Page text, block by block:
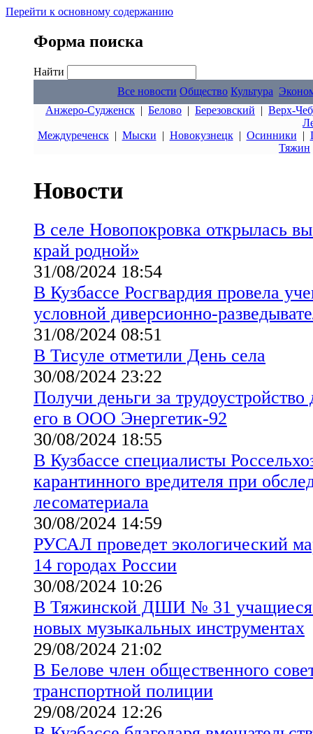
Перейти к основному содержанию
Форма поиска
Найти
Все новости Общество Культура
Анжеро-Судженск | Белово | Березовский | Верх-
Междуреченск| Мыски | Новокузнецк| Осинники |
Тяжин
Новости
В селе Новопокровка открылась
край родной»
31/08/2024 18:54
В Кузбассе Росгвардия провела
условной диверсионно-
31/08/2024 08:51
В Тисуле отметили День села
30/08/2024 23:22
Получи деньги за
его в ООО Энергетик-92
30/08/2024 18:55
В Кузбассе специалисты
карантинного вредителя при
лесоматериала
30/08/2024 14:59
РУСАЛ проведет экологический
14 городах России
30/08/2024 10:26
В Тяжинской ДШИ № 31 учащиеся
новых музыкальных инструментах
29/08/2024 21:02
В Белове член общественного
транспортной полиции
29/08/2024 12:26